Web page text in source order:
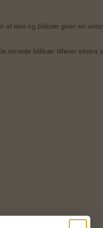
af laks og blåbær giver en
tørrede blåbær tilfører